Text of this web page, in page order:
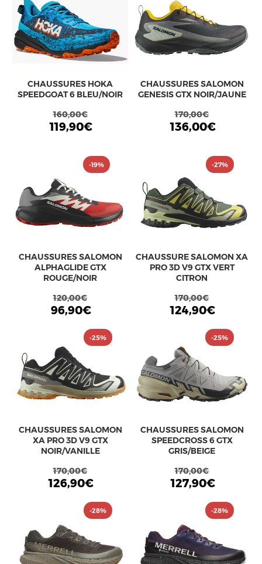
CHAUSSURES HOKA
SPEEDGOAT 6 BLEU/NOIR
160,00€
119,90€
CHAUSSURES SALOMON
GENESIS GTX NOIR/JAUNE
170,00€
136,00€
CHAUSSURES SALOMON
ALPHAGLIDE GTX
ROUGE/NOIR
120,00€
-19%
96,90€
CHAUSSURE SALOMON XA
PRO 3D V9 GTX VERT
CITRON
170,00€
-27%
124,90€
CHAUSSURES SALOMON
XA PRO 3D V9 GTX
NOIR/VANILLE
170,00€
-25%
126,90€
CHAUSSURES SALOMON
SPEEDCROSS 6 GTX
GRIS/BEIGE
170,00€
-25%
127,90€
-28% -28%